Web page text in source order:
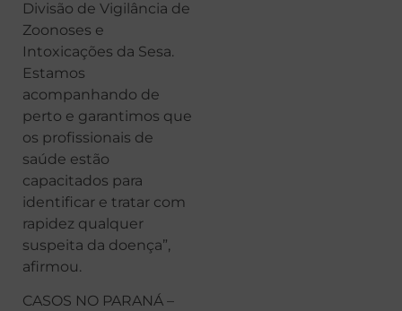
Divisão de Vigilância de
Zoonoses e
Intoxicações da Sesa.
Estamos
acompanhando de
perto e garantimos que
os profissionais de
saúde estão
capacitados para
identificar e tratar com
rapidez qualquer
suspeita da doença”,
afirmou.
CASOS NO PARANÁ –